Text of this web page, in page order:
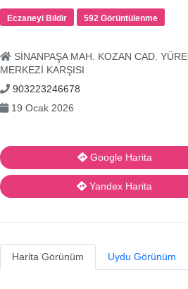
Eczaneyi Bildir 592 Görüntülenme
SİNANPAŞA MAH. KOZAN CAD.
MERKEZİ KARŞISI
903223246678
19 Ocak 2026
Google Harita
Yandex Harita
Harita Görünüm Uydu Görünüm